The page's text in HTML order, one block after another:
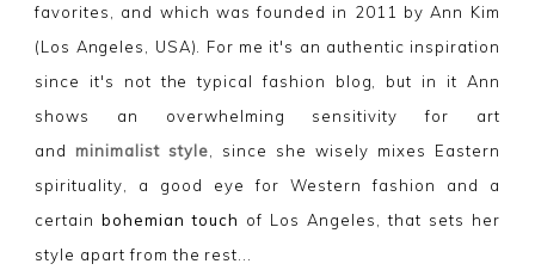
favorites, and which was founded in 2011 by Ann Kim
(Los Angeles, USA). For me it's an authentic inspiration
since it's not the typical fashion blog, but in it Ann
shows an overwhelming sensitivity for art
and minimalist style , since she wisely mixes Eastern
spirituality, a good eye for Western fashion and a
certainbohemian touch of Los Angeles, that sets her
style apart from the rest...